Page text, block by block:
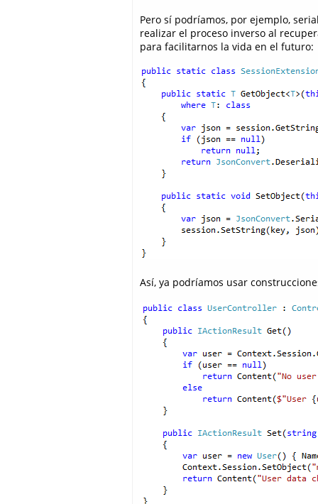
Pero sí podríamos, por ejemplo,
realizar el proceso inverso al
para facilitarnos la vida en el futuro:
Así, ya podríamos usar